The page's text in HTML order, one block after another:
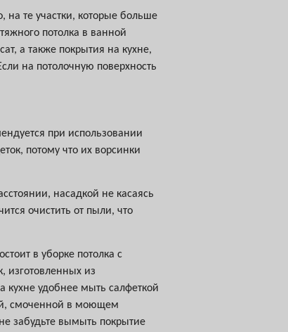
на те участки, которые больше
потолка в ванной
а также покрытия на кухне,
на потолочную поверхность
при использовании
потому что их ворсинки
насадкой не касаясь
очистить от пыли, что
в уборке потолка с
изготовленных из
удобнее мыть салфеткой
смоченной в моющем
забудьте вымыть покрытие